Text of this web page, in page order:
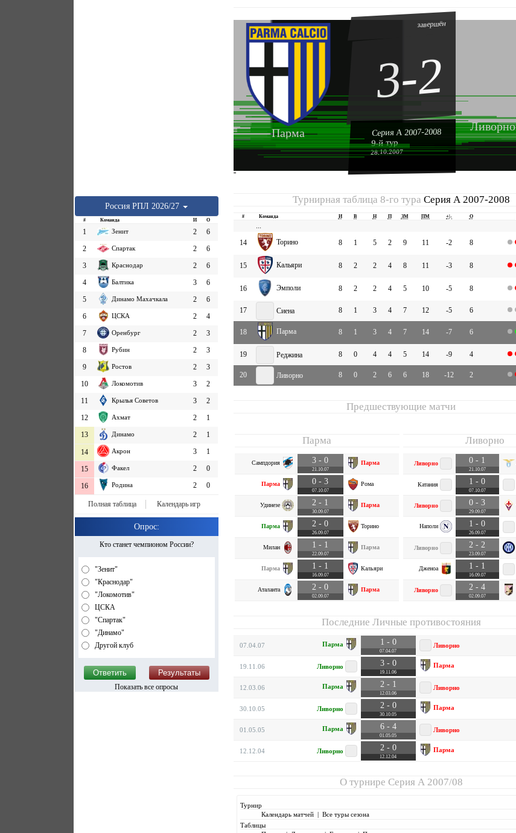
Россия РПЛ 2026/27
# Команда И О
1 Зенит 2
6
2
Спартак 2
6
3
Краснодар 2
6
4
Балтика 3
6
5
Динамо Махачкала 2
6
6
ЦСКА 2
4
7
Оренбург 2
3
8
Рубин 2
3
9
Ростов 2
3
10
Локомотив 3
2
11
Крылья Советов 3
2
12
Ахмат 2
1
13
Динамо 2 1
14 Акрон 3 1
15 Факел 2 0
16 Родина 2 0
Полная таблица Календарь игр
Опрос:
Кто станет чемпионом России?
"Зенит"
"Краснодар"
"Локомотив"
ЦСКА
"Спартак"
"Динамо"
Другой клуб
Показать все опросы
Парма
Ливорно
завершён
3-2
Серия А 2007-2008
9-й тур
28.10.2007
''
Турнирная таблица 8-го тура Серия А 2007-2008
# Команда И В Н П ЗМ ПМ +|- О
...
14
Торино 8 1 5 2 9 11 -2 8
15 Кальяри 8 2 2 4 8 11 -3 8
16 Эмполи 8 2 2 4 5 10 -5 8
17 Сиена 8 1 3 4 7 12 -5 6
18 Парма 8 1 3 4 7 14 -7 6
19 Реджина 8 0 4 4 5 14 -9 4
20 Ливорно 8 0 2 6 6 18 -12 2
Предшествующие матчи
Парма
Сампдория 3 - 0
21.10.07
Парма
Парма 0 - 3
07.10.07
Рома
Удинезе 2 - 1
30.09.07
Парма
Парма 2 - 0
26.09.07
Торино
Милан 1 - 1
22.09.07
Парма
Парма 1 - 1
16.09.07
Кальяри
Аталанта 2 - 0
02.09.07
Парма
Ливорно
Ливорно 0 - 1
21.10.07
Катания 1 - 0
07.10.07
Ливорно 0 - 3
29.09.07
Наполи 1 - 0
26.09.07
Ливорно 2 - 2
23.09.07
Дженоа 1 - 1
16.09.07
Ливорно 2 - 4
02.09.07
Последние Личные противостояния
07.04.07 Парма 1 - 0
07.04.07
Ливорно
19.11.06 Ливорно 3 - 0
19.11.06
Парма
12.03.06 Парма 2 - 1
12.03.06
Ливорно
30.10.05 Ливорно 2 - 0
30.10.05
Парма
01.05.05 Парма 6 - 4
01.05.05
Ливорно
12.12.04 Ливорно 2 - 0
12.12.04
Парма
О турнире Серия А 2007/08
Турнир
Календарь матчей| Все туры сезона
Таблицы